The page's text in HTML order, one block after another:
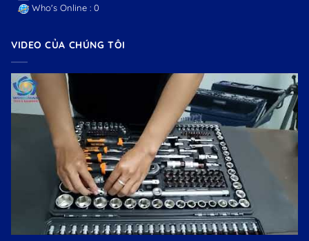
Who's Online : 0
VIDEO CỦA CHÚNG TÔI